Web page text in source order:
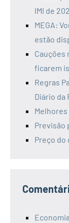
IMI de
MEGA:
estão
Cauções
ficarem
Regras
Diário da
Previsão
Preço do